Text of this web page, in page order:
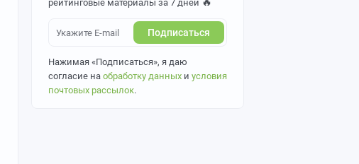
рейтинговые материалы за 7 дней
Подписаться
Нажимая «Подписаться», я даю
согласие на обработку данных и условия
почтовых рассылок.